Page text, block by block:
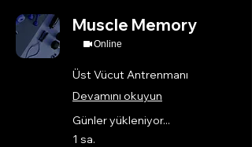
Muscle Memory
Online
Üst Vücut Antrenmanı
Devamını okuyun
Günler yükleniyor...
1 sa.